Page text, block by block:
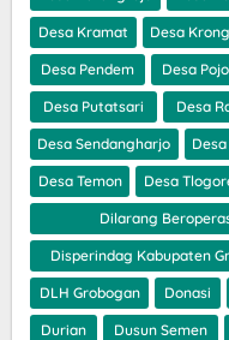
Desa Kramat Desa
Desa Pendem Desa
Desa Putatsari Desa
Desa Sendangharjo
Desa Temon Desa
Dilarang
Disperindag Kabupaten
DLH Grobogan Donasi
Durian Dusun Semen